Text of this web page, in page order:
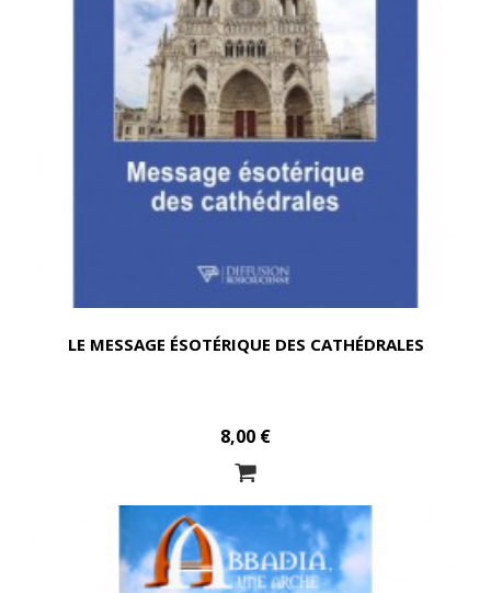
LE MESSAGE ÉSOTÉRIQUE DES CATHÉDRALES
8,00 €